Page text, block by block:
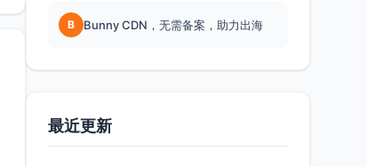
B Bunny CDN，无需备案，助力出海
最近更新